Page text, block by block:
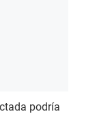
podría